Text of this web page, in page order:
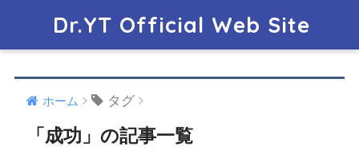
Dr.YT Official Web Site
ホーム タグ
「成功」の記事一覧